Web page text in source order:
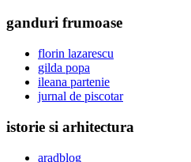
ganduri frumoase
florin lazarescu
gilda popa
ileana partenie
jurnal de piscotar
istorie si arhitectura
aradblog